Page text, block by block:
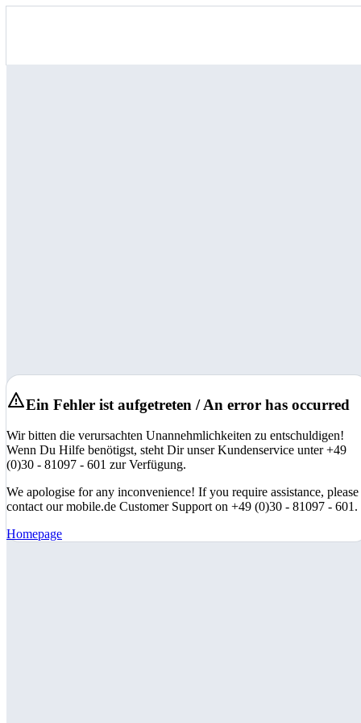
Ein Fehler ist aufgetreten / An error has occurred
Wir bitten die verursachten Unannehmlichkeiten zu entschuldigen!
Wenn Du Hilfe benötigst, steht Dir unser Kundenservice unter +49
(0)30 - 81097 - 601 zur Verfügung.
We apologise for any inconvenience! If you require assistance, please
contact our mobile.de Customer Support on +49 (0)30 - 81097 - 601.
Homepage